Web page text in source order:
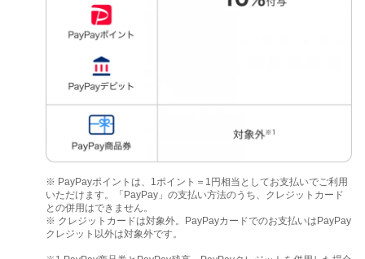
※ PayPayポイントは、1ポイント＝1円相当としてお支払いでご利用
いただけます。「PayPay」の支払い方法のうち、クレジットカード
との併用はできません。
※ クレジットカードは対象外。PayPayカードでのお支払いはPayPay
クレジット以外は対象外です。